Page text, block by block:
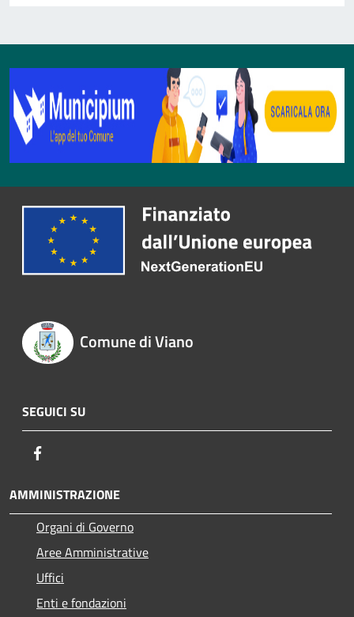
Comune di Viano
SEGUICI SU
AMMINISTRAZIONE
Organi di Governo
Aree Amministrative
Uffici
Enti e fondazioni